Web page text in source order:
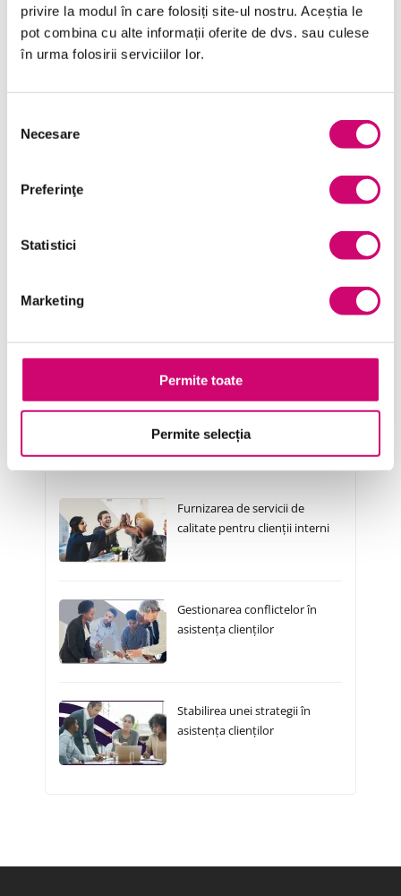
privire la modul în care folosiți site-ul nostru. Aceștia le
pot combina cu alte informații oferite de dvs. sau culese
în urma folosirii serviciilor lor.
consimțământului
Necesare
Preferinţe
Statistici
Marketing
Permite toate
Permite selecția
Finanțe
Limba Engleză
Management și Leadership
Marketing
Project Management
Resurse Umane
Transformare Digitală
Vânzări și negocieri
Cursuri Similare
Furnizarea de servicii de
calitate pentru clienții interni
Gestionarea conflictelor în
asistența clienților
Stabilirea unei strategii în
asistența clienților